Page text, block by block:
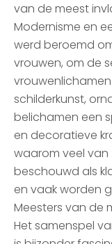
van de meest
Modernisme en
werd beroemd
vrouwen, om de
schilderkunst,
belichamen een
en decoratieve
waarom veel van
beschouwd als
en vaak worden
Meesters van de
Het samenspel